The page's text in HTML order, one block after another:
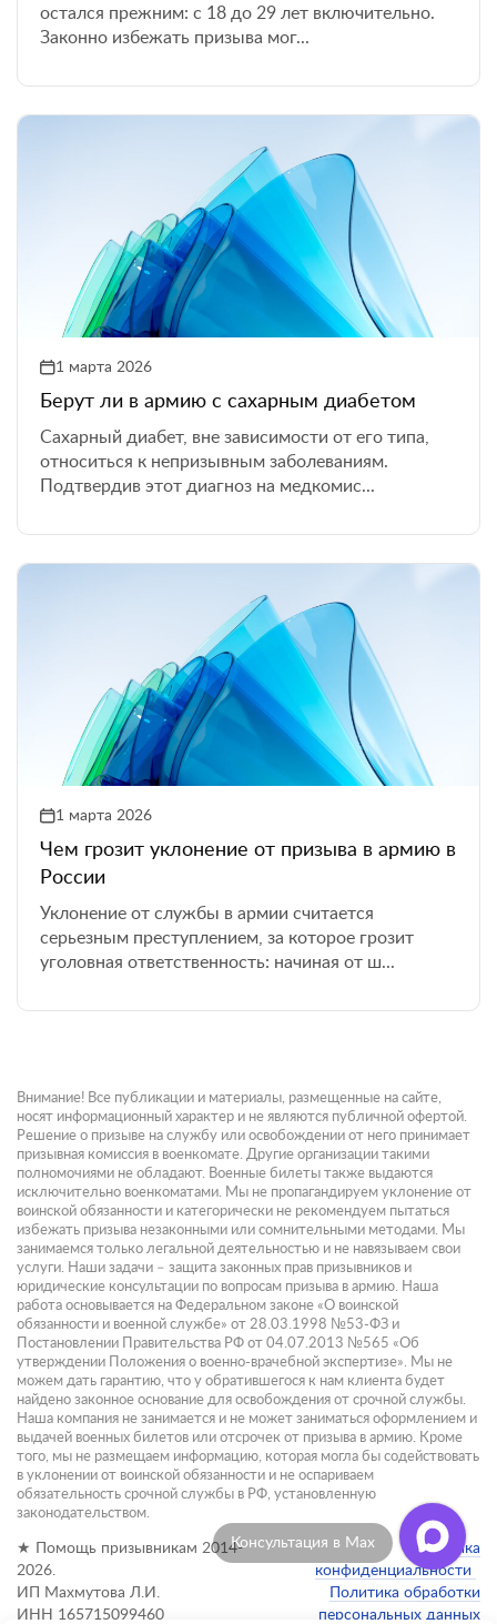
остался прежним: с 18 до 29 лет включительно.
Законно избежать призыва мог...
1 марта 2026
Берут ли в армию с сахарным диабетом
Сахарный диабет, вне зависимости от его типа,
относиться к непризывным заболеваниям.
Подтвердив этот диагноз на медкомис...
1 марта 2026
Чем грозит уклонение от призыва в армию в
России
Уклонение от службы в армии считается
серьезным преступлением, за которое грозит
уголовная ответственность: начиная от ш...
Отзывы клиентов
Внимание! Все публикации и материалы, размещенные на сайте,
носят информационный характер и не являются публичной офертой.
Решение о призыве на службу или освобождении от него принимает
призывная комиссия в военкомате. Другие организации такими
полномочиями не обладают. Военные билеты также выдаются
исключительно военкоматами. Мы не пропагандируем уклонение от
воинской обязанности и категорически не рекомендуем пытаться
избежать призыва незаконными или сомнительными методами. Мы
занимаемся только легальной деятельностью и не навязываем свои
услуги. Наши задачи – защита законных прав призывников и
юридические консультации по вопросам призыва в армию. Наша
работа основывается на Федеральном законе «О воинской
обязанности и военной службе» от 28.03.1998 №53-ФЗ и
Постановлении Правительства РФ от 04.07.2013 №565 «Об
утверждении Положения о военно-врачебной экспертизе». Мы не
можем дать гарантию, что у обратившегося к нам клиента будет
найдено законное основание для освобождения от срочной службы.
Наша компания не занимается и не может заниматься оформлением и
выдачей военных билетов или отсрочек от призыва в армию. Кроме
того, мы не размещаем информацию, которая могла бы содействовать
в уклонении от воинской обязанности и не оспариваем
обязательность срочной службы в РФ, установленную
законодательством.
★ Помощь призывникам 2014-
2026.
ИП Махмутова Л.И.
ИНН 165715099460
Политика
конфиденциальности
Политика обработки
персональных данных